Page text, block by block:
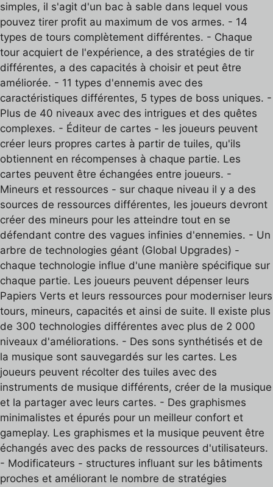
simples, il s'agit d'un bac à sable dans lequel vous
pouvez tirer profit au maximum de vos armes. - 14
types de tours complètement différentes. - Chaque
tour acquiert de l'expérience, a des stratégies de tir
différentes, a des capacités à choisir et peut être
améliorée. - 11 types d'ennemis avec des
caractéristiques différentes, 5 types de boss uniques. -
Plus de 40 niveaux avec des intrigues et des quêtes
complexes. - Éditeur de cartes - les joueurs peuvent
créer leurs propres cartes à partir de tuiles, qu'ils
obtiennent en récompenses à chaque partie. Les
cartes peuvent être échangées entre joueurs. -
Mineurs et ressources - sur chaque niveau il y a des
sources de ressources différentes, les joueurs devront
créer des mineurs pour les atteindre tout en se
défendant contre des vagues infinies d'ennemies. - Un
arbre de technologies géant (Global Upgrades) -
chaque technologie influe d'une manière spécifique sur
chaque partie. Les joueurs peuvent dépenser leurs
Papiers Verts et leurs ressources pour moderniser leurs
tours, mineurs, capacités et ainsi de suite. Il existe plus
de 300 technologies différentes avec plus de 2 000
niveaux d'améliorations. - Des sons synthétisés et de
la musique sont sauvegardés sur les cartes. Les
joueurs peuvent récolter des tuiles avec des
instruments de musique différents, créer de la musique
et la partager avec leurs cartes. - Des graphismes
minimalistes et épurés pour un meilleur confort et
gameplay. Les graphismes et la musique peuvent être
échangés avec des packs de ressources d'utilisateurs.
- Modificateurs - structures influant sur les bâtiments
proches et améliorant le nombre de stratégies